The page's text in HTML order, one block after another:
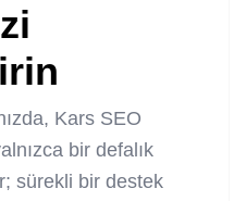
Kars SEO
bir defalık
sürekli bir destek